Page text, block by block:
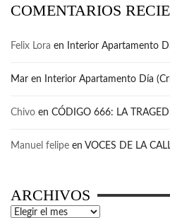
COMENTARIOS
Felix Lora en Interior Apartamento
Mar en Interior Apartamento Día
Chivo en CÓDIGO 666: LA
Manuel felipe en VOCES DE LA
ARCHIVOS
Archivos